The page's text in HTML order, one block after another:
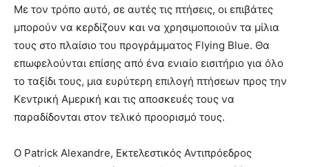
Με τον τρόπο αυτό, σε αυτές τις πτήσεις, οι επιβάτες
μπορούν να κερδίζουν και να χρησιμοποιούν τα μίλια
τους στο πλαίσιο του προγράμματος Flying Blue. Θα
επωφελούνται επίσης από ένα ενιαίο εισιτήριο για όλο
το ταξίδι τους, μια ευρύτερη επιλογή πτήσεων προς την
Κεντρική Αμερική και τις αποσκευές τους να
παραδίδονται στον τελικό προορισμό τους.
Ο Patrick Alexandre, Εκτελεστικός Αντιπρόεδρος